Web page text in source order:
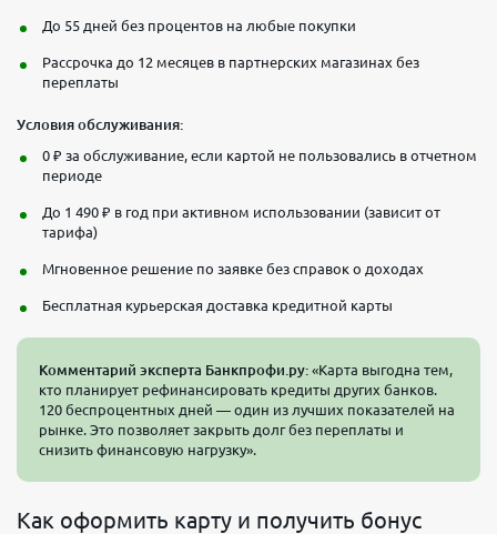
До 55 дней без процентов на любые покупки
Рассрочка до 12 месяцев в партнерских магазинах без
переплаты
Условия обслуживания:
0 ₽ за обслуживание, если картой не пользовались в отчетном
периоде
До 1 490 ₽ в год при активном использовании (зависит от
тарифа)
Мгновенное решение по заявке без справок о доходах
Бесплатная курьерская доставка кредитной карты
Комментарий эксперта Банкпрофи.ру: «Карта выгодна тем,
кто планирует рефинансировать кредиты других банков.
120 беспроцентных дней — один из лучших показателей на
рынке. Это позволяет закрыть долг без переплаты и
снизить финансовую нагрузку».
Как оформить карту и получить бонус